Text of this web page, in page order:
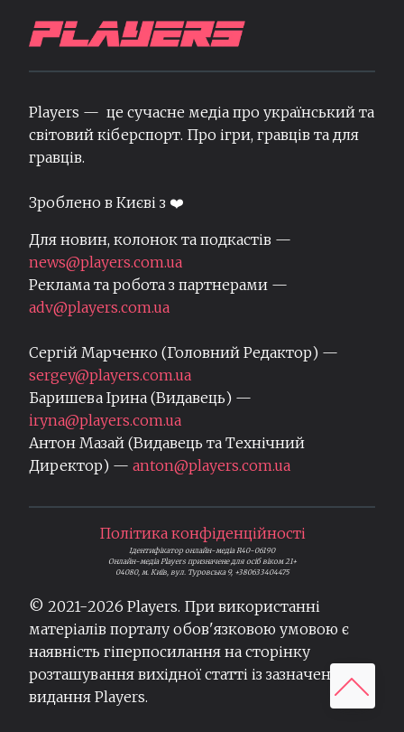
Players — це сучасне медіа про український та
світовий кіберспорт. Про ігри, гравців та для
гравців.
Зроблено в Києві з ❤️
Для новин, колонок та подкастів —
news@players.com.ua
Реклама та робота з партнерами —
adv@players.com.ua
Сергій Марченко (Головний Редактор) —
sergey@players.com.ua
Баришева Ірина (Видавець) —
iryna@players.com.ua
Антон Мазай (Видавець та Технічний
Директор) — anton@players.com.ua
Політика конфіденційності
Ідентифікатор онлайн-медіа R40-06190
Онлайн-медіа Players призначене для осіб віком 21+
04080, м. Київ, вул. Туровська 9, +380633404475
© 2021-2026 Players. При використанні
матеріалів порталу обов'язковою умовою є
наявність гіперпосилання на сторінку
розташування вихідної статті із зазначенням
видання Players.